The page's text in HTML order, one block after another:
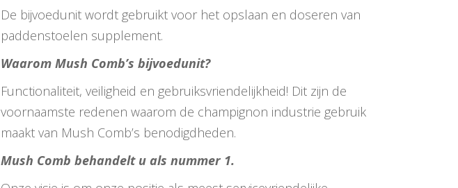
De bijvoedunit wordt gebruikt voor het opslaan en doseren van
paddenstoelen supplement.
Waarom Mush Comb’s bijvoedunit?
Functionaliteit, veiligheid en gebruiksvriendelijkheid! Dit zijn de
voornaamste redenen waarom de champignon industrie gebruik
maakt van Mush Comb’s benodigdheden.
Mush Comb behandelt u als nummer 1.